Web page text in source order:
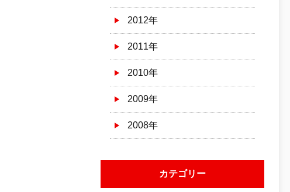
2012年
2011年
2010年
2009年
2008年
カテゴリー